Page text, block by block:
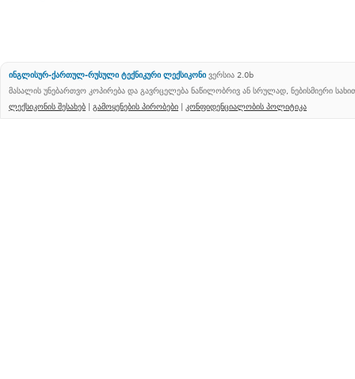
ინგლისურ-ქართულ-რუსული ტექნიკური ლექსიკონი ვერსია 2.0b
მასალის უნებართვო კოპირება და გავრცელება ნაწილობრივ ან სრულად, ნებისმიერი
ლექსიკონის შესახებ | გამოყენების პირობები | კონფიდენციალობის პოლიტიკა